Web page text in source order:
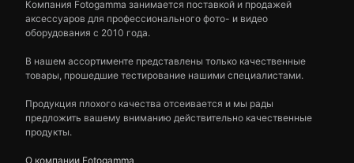
Компания Fotogamma занимается поставкой и продажей
аксессуаров для профессионального фото- и видео
оборудования с 2010 года.
В нашем ассортименте представлены только качественные
товары, прошедшие тестирование нашими специалистами.
Продукция плохого качества отсеивается и мы рады
предложить вашему вниманию действительно качественные
продукты.
О компании Fotogamma